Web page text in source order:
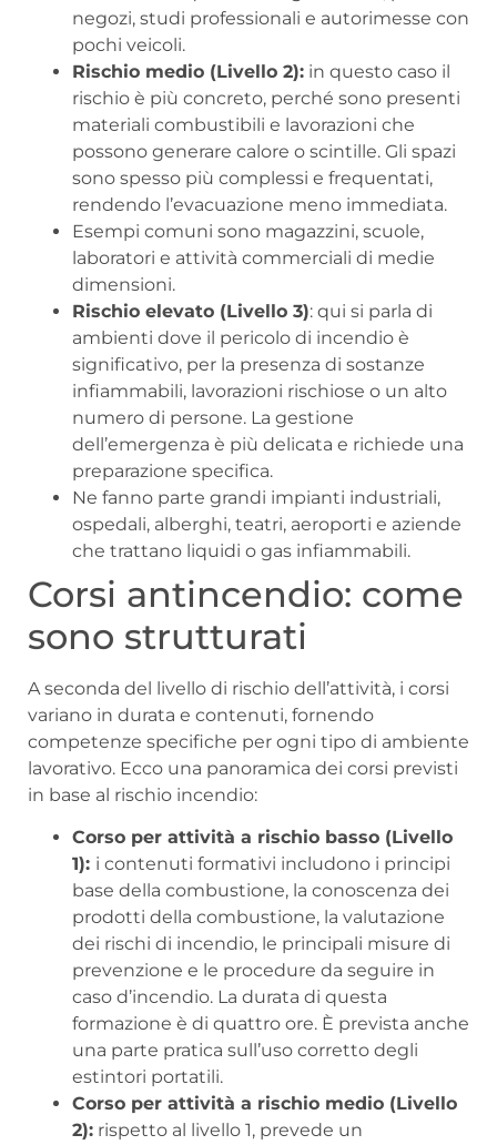
negozi, studi professionali e autorimesse con
pochi veicoli.
Rischio medio (Livello 2): in questo caso il
rischio è più concreto, perché sono presenti
materiali combustibili e lavorazioni che
possono generare calore o scintille. Gli spazi
sono spesso più complessi e frequentati,
rendendo l’evacuazione meno immediata.
Esempi comuni sono magazzini, scuole,
laboratori e attività commerciali di medie
dimensioni.
Rischio elevato (Livello 3): qui si parla di
ambienti dove il pericolo di incendio è
significativo, per la presenza di sostanze
infiammabili, lavorazioni rischiose o un alto
numero di persone. La gestione
dell’emergenza è più delicata e richiede una
preparazione specifica.
Ne fanno parte grandi impianti industriali,
ospedali, alberghi, teatri, aeroporti e aziende
che trattano liquidi o gas infiammabili.
Corsi antincendio: come
sono strutturati
A seconda del livello di rischio dell’attività, i corsi
variano in durata e contenuti, fornendo
competenze specifiche per ogni tipo di ambiente
lavorativo. Ecco una panoramica dei corsi previsti
in base al rischio incendio:
Corso per attività a rischio basso (Livello
1): i contenuti formativi includono i principi
base della combustione, la conoscenza dei
prodotti della combustione, la valutazione
dei rischi di incendio, le principali misure di
prevenzione e le procedure da seguire in
caso d’incendio. La durata di questa
formazione è di quattro ore. È prevista anche
una parte pratica sull’uso corretto degli
estintori portatili.
Corso per attività a rischio medio (Livello
2): rispetto al livello 1, prevede un